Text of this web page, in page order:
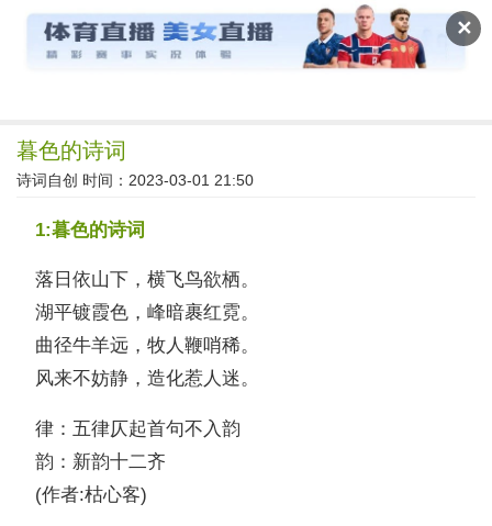
✕
读文斋
暮色的诗词
诗词自创 时间：2023-03-01 21:50
1:暮色的诗词
落日依山下，横飞鸟欲栖。
湖平镀霞色，峰暗裹红霓。
曲径牛羊远，牧人鞭哨稀。
风来不妨静，造化惹人迷。
律：五律仄起首句不入韵
韵：新韵十二齐
(作者:枯心客)